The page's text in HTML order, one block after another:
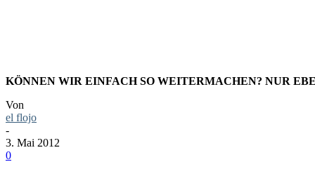
KÖNNEN WIR EINFACH SO WEITERMACHEN? NUR
Von
el flojo
-
3. Mai 2012
0